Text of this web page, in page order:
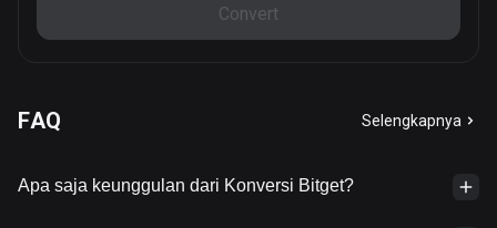
Convert
FAQ Selengkapnya
Apa saja keunggulan dari Konversi Bitget?